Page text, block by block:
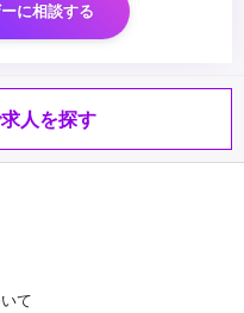
に相談する
人を探す
て